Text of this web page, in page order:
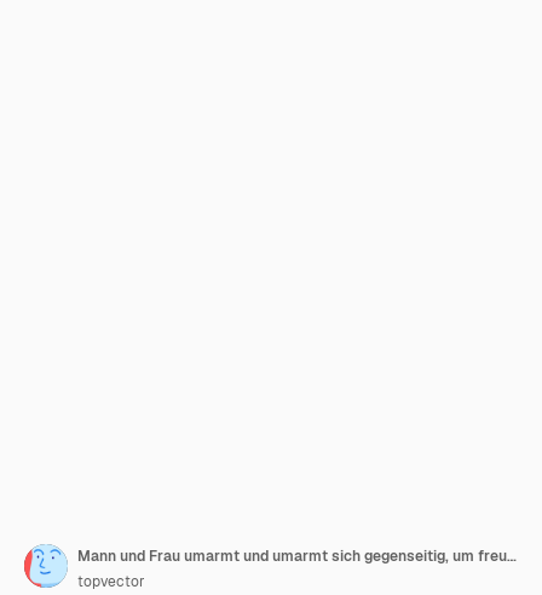
Mann und Frau umarmt und umarmt sich gegenseitig, um freundliche Gefühle auszudrücken
topvector